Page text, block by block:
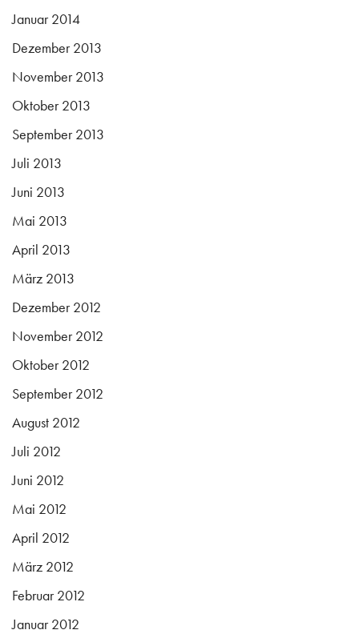
Januar 2014
Dezember 2013
November 2013
Oktober 2013
September 2013
Juli 2013
Juni 2013
Mai 2013
April 2013
März 2013
Dezember 2012
November 2012
Oktober 2012
September 2012
August 2012
Juli 2012
Juni 2012
Mai 2012
April 2012
März 2012
Februar 2012
Januar 2012